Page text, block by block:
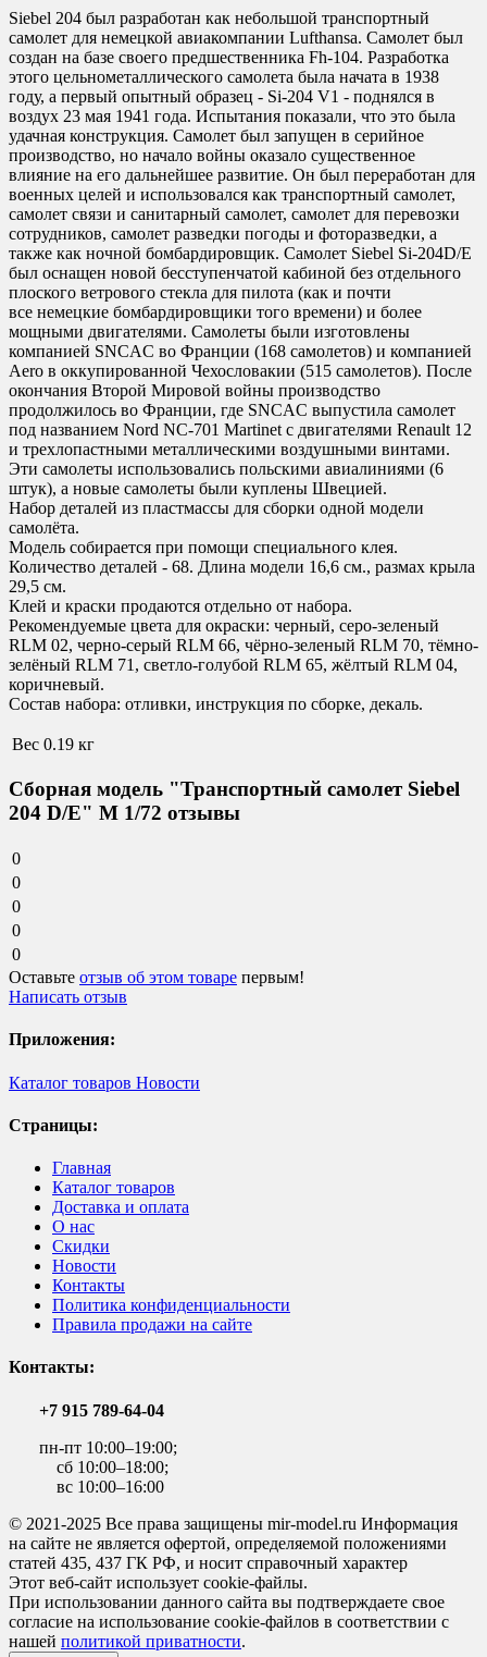
Siebel 204 был разработан как небольшой транспортный
самолет для немецкой авиакомпании Lufthansa. Самолет был
создан на базе своего предшественника Fh-104. Разработка
этого цельнометаллического самолета была начата в 1938
году, а первый опытный образец - Si-204 V1 - поднялся в
воздух 23 мая 1941 года. Испытания показали, что это была
удачная конструкция. Самолет был запущен в серийное
производство, но начало войны оказало существенное
влияние на его дальнейшее развитие. Он был переработан для
военных целей и использовался как транспортный самолет,
самолет связи и санитарный самолет, самолет для перевозки
сотрудников, самолет разведки погоды и фоторазведки, а
также как ночной бомбардировщик. Самолет Siebel Si-204D/E
был оснащен новой бесступенчатой кабиной без отдельного
плоского ветрового стекла для пилота (как и почти
все немецкие бомбардировщики того времени) и более
мощными двигателями. Самолеты были изготовлены
компанией SNCAC во Франции (168 самолетов) и компанией
Aero в оккупированной Чехословакии (515 самолетов). После
окончания Второй Мировой войны производство
продолжилось во Франции, где SNCAC выпустила самолет
под названием Nord NC-701 Martinet с двигателями Renault 12
и трехлопастными металлическими воздушными винтами.
Эти самолеты использовались польскими авиалиниями (6
штук), а новые самолеты были куплены Швецией.
Набор деталей из пластмассы для сборки одной модели
самолёта.
Модель собирается при помощи специального клея.
Количество деталей - 68. Длина модели 16,6 см., размах крыла
29,5 см.
Клей и краски продаются отдельно от набора.
Рекомендуемые цвета для окраски: черный, серо-зеленый
RLM 02, черно-серый RLM 66, чёрно-зеленый RLM 70, тёмно-
зелёный RLM 71, светло-голубой RLM 65, жёлтый RLM 04,
коричневый.
Состав набора: отливки, инструкция по сборке, декаль.
Вес 0.19 кг
Сборная модель "Транспортный самолет Siebel
204 D/E" М 1/72 отзывы
0
0
0
0
0
Оставьте отзыв об этом товаре первым!
Написать отзыв
Приложения:
Каталог товаров Новости
Страницы:
Главная
Каталог товаров
Доставка и оплата
О нас
Скидки
Новости
Контакты
Политика конфиденциальности
Правила продажи на сайте
Контакты:
+7 915 789-64-04
пн-пт 10:00–19:00;
сб 10:00–18:00;
вс 10:00–16:00
© 2021-2025 Все права защищены mir-model.ru Информация
на сайте не является офертой, определяемой положениями
статей 435, 437 ГК РФ, и носит справочный характер
Этот веб-сайт использует cookie-файлы.
При использовании данного сайта вы подтверждаете свое
согласие на использование cookie-файлов в соответствии с
нашей политикой приватности.